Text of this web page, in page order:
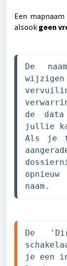
Een mapnaam
alsook geen
De
de
jullie
Als je
naam.
De
je een